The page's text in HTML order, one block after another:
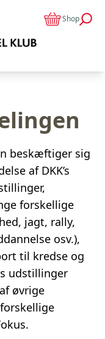
Shop
beskæftiger sig
af DKK’s
forskellige
jagt, rally,
osv.),
til kredse og
udstillinger
øvrige